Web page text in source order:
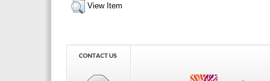
View Item